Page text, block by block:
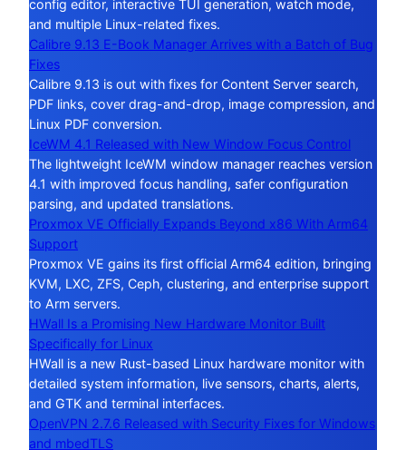
config editor, interactive TUI generation, watch mode,
and multiple Linux-related fixes.
Calibre 9.13 E-Book Manager Arrives with a Batch of Bug
Fixes
Calibre 9.13 is out with fixes for Content Server search,
PDF links, cover drag-and-drop, image compression, and
Linux PDF conversion.
IceWM 4.1 Released with New Window Focus Control
The lightweight IceWM window manager reaches version
4.1 with improved focus handling, safer configuration
parsing, and updated translations.
Proxmox VE Officially Expands Beyond x86 With Arm64
Support
Proxmox VE gains its first official Arm64 edition, bringing
KVM, LXC, ZFS, Ceph, clustering, and enterprise support
to Arm servers.
HWall Is a Promising New Hardware Monitor Built
Specifically for Linux
HWall is a new Rust-based Linux hardware monitor with
detailed system information, live sensors, charts, alerts,
and GTK and terminal interfaces.
OpenVPN 2.7.6 Released with Security Fixes for Windows
and mbedTLS